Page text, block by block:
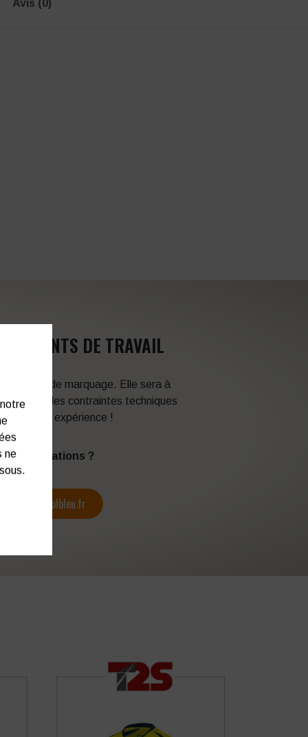
Avis (0)
DE TRAVAIL
de marquage. Elle sera à
fonction des contraintes techniques
de son expérience !
d’informations ?
contact@colbleu.fr
ne